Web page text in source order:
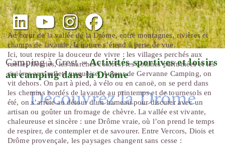
Camping à Crest»Activités sportives et loisirs
au camping dans la Drôme
Découvrez la Drôme
Au cœur de la vallée de la Drôme, entre montagnes, rivières et
champs de lavande, la nature s’étend à perte de vue.
Ici, tout respire la douceur de vivre : les villages perchés aux
ruelles fleuries, les marchés colorés, les collines parfumées et les
rivières aux reflets turquoise. Autour de Gervanne Camping, on
vit dehors. On part à pied, à vélo ou en canoë, on se perd dans
les chemins bordés de lavande au printemps et de tournesols en
été, on s’arrête au détour d’un hameau pour discuter avec un
artisan ou goûter un fromage de chèvre. La vallée est vivante,
chaleureuse et sincère : une Drôme vraie, où l’on prend le temps
de respirer, de contempler et de savourer. Entre Vercors, Diois et
Drôme provençale, les paysages changent sans cesse :